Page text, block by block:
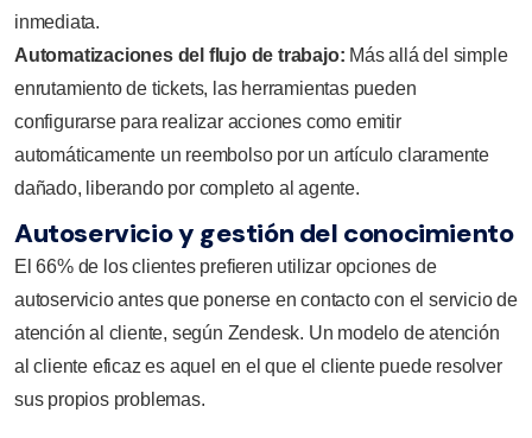
inmediata.
Automatizaciones del flujo de trabajo: Más allá del simple
enrutamiento de tickets, las herramientas pueden
configurarse para realizar acciones como emitir
automáticamente un reembolso por un artículo claramente
dañado, liberando por completo al agente.
Autoservicio y gestión del conocimiento
El 66% de los clientes prefieren utilizar opciones de
autoservicio antes que ponerse en contacto con el servicio de
atención al cliente, según Zendesk. Un modelo de atención
al cliente eficaz es aquel en el que el cliente puede resolver
sus propios problemas.